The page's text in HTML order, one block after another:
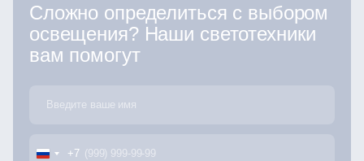
Сложно определиться с выбором
освещения? Наши светотехники
вам помогут
+7